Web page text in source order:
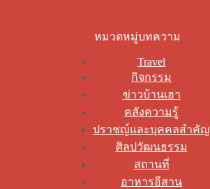
หมวดหมู่บทความ
Travel
กิจกรรม
ข่าวบ้านเฮา
คลังความรู้
ปราชญ์และบุคคลสำคัญ
ศิลปวัฒนธรรม
สถานที่
อาหารอีสาน